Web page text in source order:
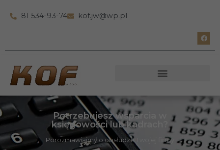
81 534-93-74 kof.jw@wp.pl
Potrzebujesz wsparcia w
księgowości lub kadrach?
Porozmawiajmy o obsłudze Twojej firmy